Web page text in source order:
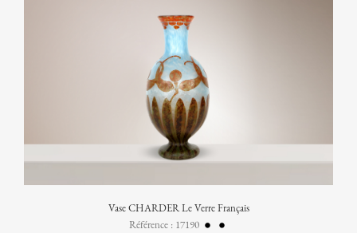
Vase CHARDER Le Verre Français
Référence : 17190